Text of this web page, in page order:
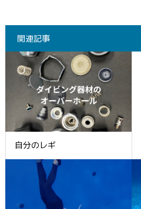
関連記事
自分のレギ